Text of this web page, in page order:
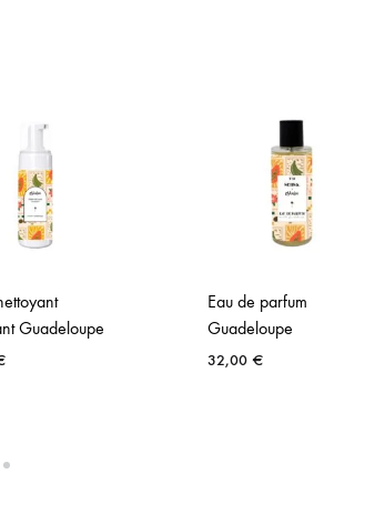
Guadeloupe
Eau de parfum
Guadeloupe
32,00€